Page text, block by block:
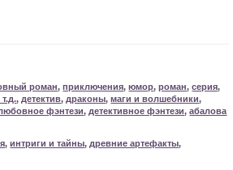
роман,приключения,юмор,роман,серия,
, детектив, драконы,маги и волшебники,
фэнтези, детективное фэнтези,абалова
,интриги и тайны, древние артефакты,